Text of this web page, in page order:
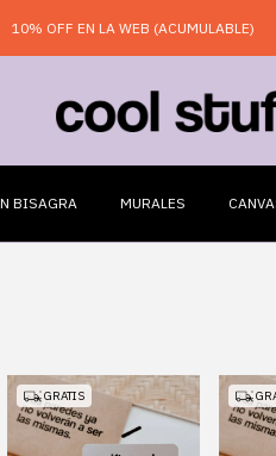
10% OFF EN LA WEB (ACUMULABLE)
BISAGRA MURALES
GRATIS